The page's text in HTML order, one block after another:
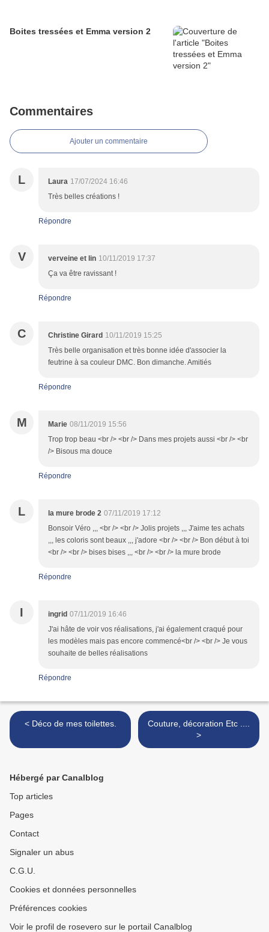
Boites tressées et Emma version 2
Commentaires
Ajouter un commentaire
L Laura 17/07/2024 16:46
Très belles créations !
Répondre
V verveine et lin 10/11/2019 17:37
Ça va être ravissant !
Répondre
C Christine Girard 10/11/2019 15:25
Très belle organisation et très bonne idée d'associer la
feutrine à sa couleur DMC. Bon dimanche. Amitiés
Répondre
M Marie 08/11/2019 15:56
Trop trop beau <br /> <br /> Dans mes projets aussi <br /> <br
/> Bisous ma douce
Répondre
L la mure brode 2 07/11/2019 17:12
Bonsoir Véro ,,, <br /> <br /> Jolis projets ,,, J'aime tes achats
,,, les coloris sont beaux ,,, j'adore <br /> <br /> Bon début à toi
<br /> <br /> bises bises ,,, <br /> <br /> la mure brode
Répondre
I ingrid 07/11/2019 16:46
J'ai hâte de voir vos réalisations, j'ai également craqué pour
les modèles mais pas encore commencé<br /> <br /> Je vous
souhaite de belles réalisations
Répondre
< Déco de mes toilettes.
Couture, décoration Etc ....
>
Hébergé par Canalblog
Top articles
Pages
Contact
Signaler un abus
C.G.U.
Cookies et données personnelles
Préférences cookies
Voir le profil de rosevero sur le portail Canalblog